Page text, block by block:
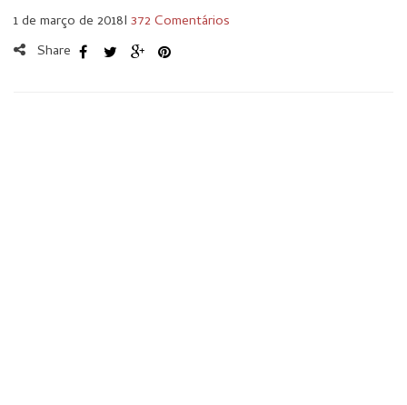
1 de março de 2018I 372 Comentários
Share